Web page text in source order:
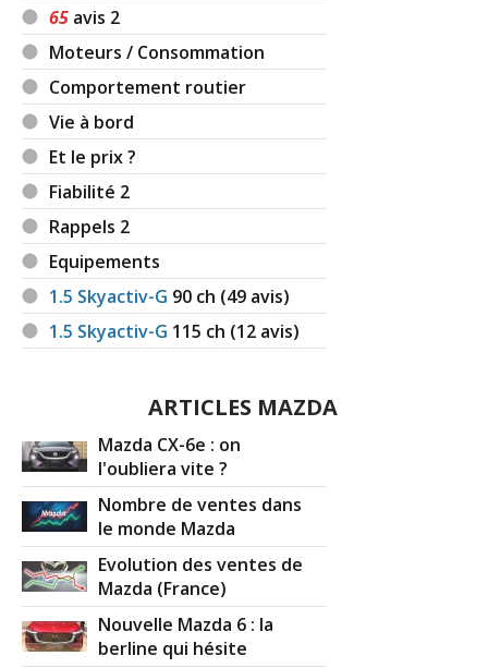
65 avis 2
Moteurs / Consommation
Comportement routier
Vie à bord
Et le prix ?
Fiabilité 2
Rappels 2
Equipements
1.5 Skyactiv-G 90 ch (49 avis)
1.5 Skyactiv-G 115 ch (12 avis)
ARTICLES MAZDA
Mazda CX-6e : on
l'oubliera vite ?
Nombre de ventes dans
le monde Mazda
Evolution des ventes de
Mazda (France)
Nouvelle Mazda 6 : la
berline qui hésite